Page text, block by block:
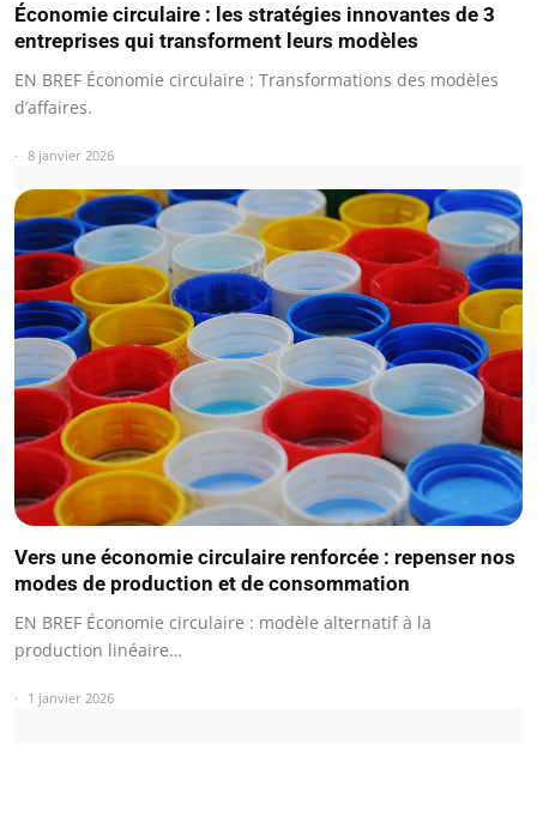
Économie circulaire : les stratégies innovantes de 3
entreprises qui transforment leurs modèles
EN BREF Économie circulaire : Transformations des modèles
d’affaires.
8 janvier 2026
Vers une économie circulaire renforcée : repenser nos
modes de production et de consommation
EN BREF Économie circulaire : modèle alternatif à la
production linéaire…
1 janvier 2026